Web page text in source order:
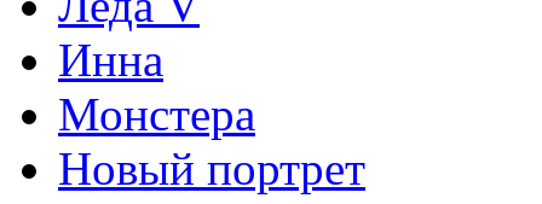
Инна
Монстера
Новый портрет